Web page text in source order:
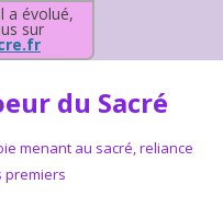
a évolué,
sur
du Sacré
menant au sacré, reliance
premiers